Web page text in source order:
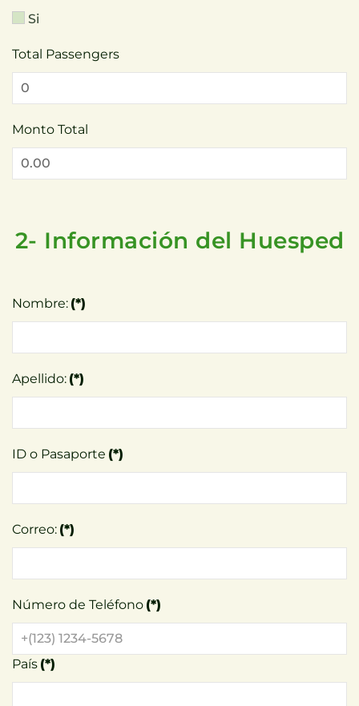
Si
Total Passengers
Monto Total
2- Información del Huesped
Nombre: (*)
Apellido: (*)
ID o Pasaporte (*)
Correo: (*)
Número de Teléfono (*)
País (*)